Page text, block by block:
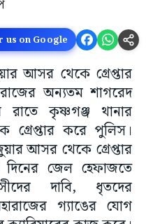
us on Google
আসর থেকে গ্রেপ্তার
অন্যতম শাগরেদ
রাতে কৃষ্ণগঞ্জ থানার
গ্রেপ্তার করে পুলিস।
আসর থেকে গ্রেপ্তার
দিনের জেল হেফাজতে
দাবি, ধৃতদের
গ্যাঙের যোগ